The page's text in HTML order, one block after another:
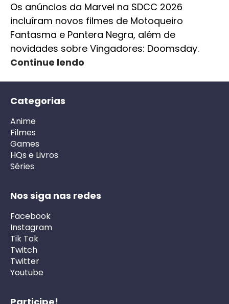
Os anúncios da Marvel na SDCC 2026
incluíram novos filmes de Motoqueiro
Fantasma e Pantera Negra, além de
novidades sobre Vingadores: Doomsday.
Continue lendo
Categorias
Anime
Filmes
Games
HQs e Livros
Séries
Nos siga nas redes
Facebook
Instagram
Tik Tok
Twitch
Twitter
Youtube